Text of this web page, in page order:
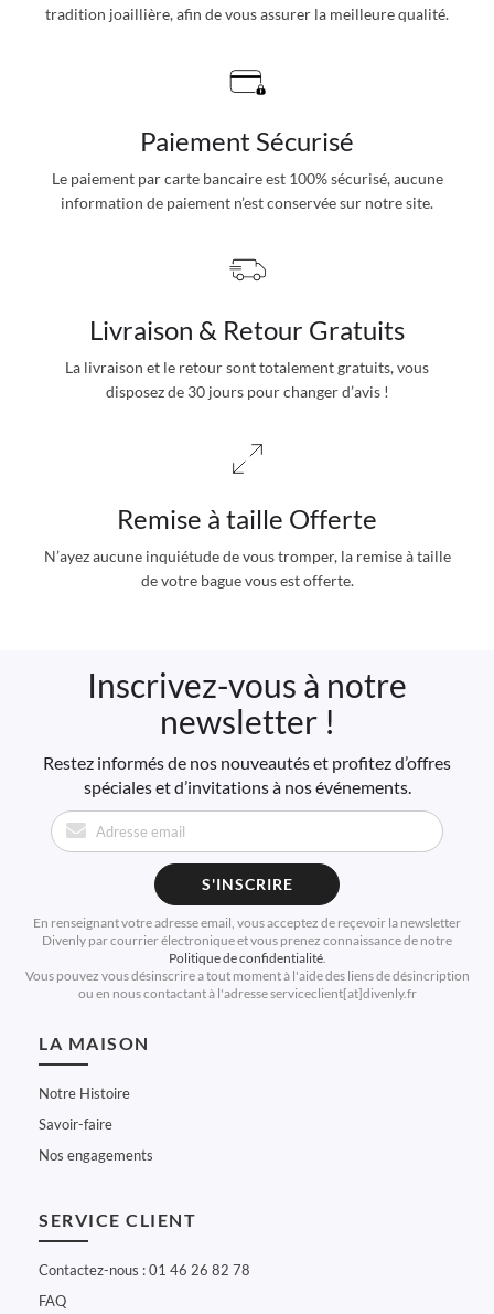
tradition joaillière, afin de vous assurer la meilleure qualité.
Paiement Sécurisé
Le paiement par carte bancaire est 100% sécurisé, aucune
information de paiement n’est conservée sur notre site.
Livraison & Retour Gratuits
La livraison et le retour sont totalement gratuits, vous
disposez de 30 jours pour changer d’avis !
Remise à taille Offerte
N’ayez aucune inquiétude de vous tromper, la remise à taille
de votre bague vous est offerte.
Inscrivez-vous à notre
newsletter !
Restez informés de nos nouveautés et profitez d’offres
spéciales et d’invitations à nos événements.
S'INSCRIRE
En renseignant votre adresse email, vous acceptez de reçevoir la newsletter
Divenly par courrier électronique et vous prenez connaissance de notre
Politique de confidentialité.
Vous pouvez vous désinscrire a tout moment à l'aide des liens de désincription
ou en nous contactant à l'adresse serviceclient[at]divenly.fr
LA MAISON
Notre Histoire
Savoir-faire
Nos engagements
SERVICE CLIENT
Contactez-nous : 01 46 26 82 78
FAQ